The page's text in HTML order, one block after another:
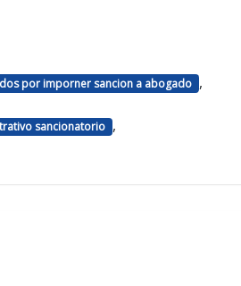
por imporner sancion a abogado ,
sancionatorio ,